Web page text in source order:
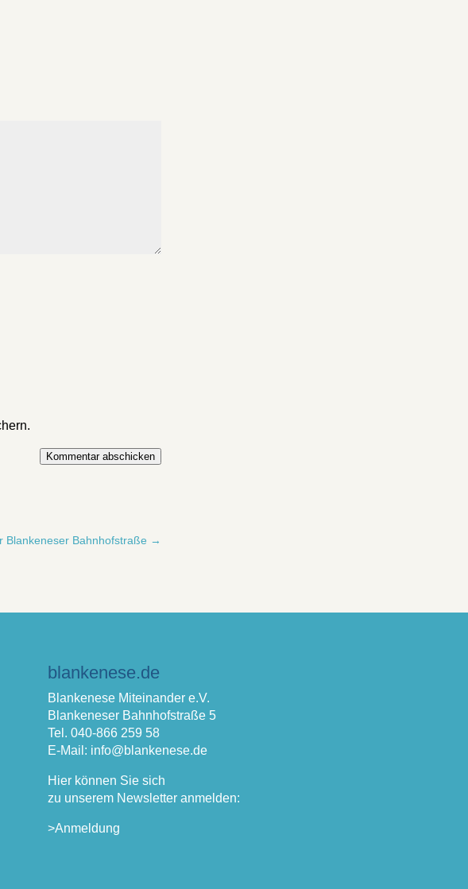
Kommentar abschicken
Blankeneser Bahnhofstraße →
blankenese.de
Blankenese Miteinander e.V.
Blankeneser Bahnhofstraße 5
Tel. 040-866 259 58
E-Mail: info@blankenese.de
Hier können Sie sich
zu unserem Newsletter anmelden:
>Anmeldung